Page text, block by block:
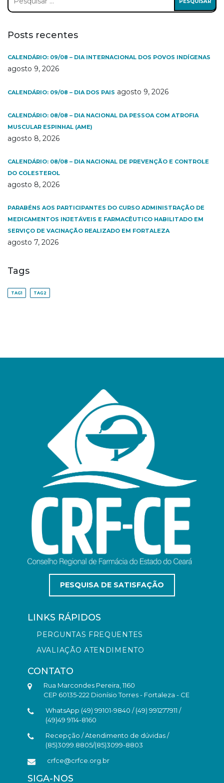
por:
Posts recentes
CALENDÁRIO: 09/08 – DIA INTERNACIONAL DOS POVOS INDÍGENAS
agosto 9, 2026
CALENDÁRIO: 09/08 – DIA DOS PAIS agosto 9, 2026
CALENDÁRIO: 08/08 – DIA NACIONAL DA PESSOA COM ATROFIA
MUSCULAR ESPINHAL (AME)
agosto 8, 2026
CALENDÁRIO: 08/08 – DIA NACIONAL DE PREVENÇÃO E CONTROLE
DO COLESTEROL
agosto 8, 2026
PARABÉNS AOS PARTICIPANTES DO CURSO ADMINISTRAÇÃO DE
MEDICAMENTOS INJETÁVEIS E FARMACÊUTICO HABILITADO EM
SERVIÇO DE VACINAÇÃO REALIZADO EM FORTALEZA
agosto 7, 2026
Tags
TAG1 TAG2
PESQUISA DE SATISFAÇÃO
LINKS RÁPIDOS
PERGUNTAS FREQUENTES
AVALIAÇÃO ATENDIMENTO
CONTATO
Rua Marcondes Pereira, 1160
CEP 60135-222 Dionísio Torres - Fortaleza - CE
WhatsApp (49) 99101-9840 / (49) 991277911 /
(49)49 9114-8160
Recepção / Atendimento de dúvidas /
(85)3099.8805/(85)3099-8803
crfce@crfce.org.br
SIGA-NOS